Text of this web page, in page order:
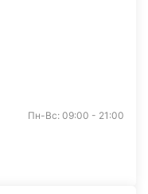
Пн-Вс: 09:00 - 21:00